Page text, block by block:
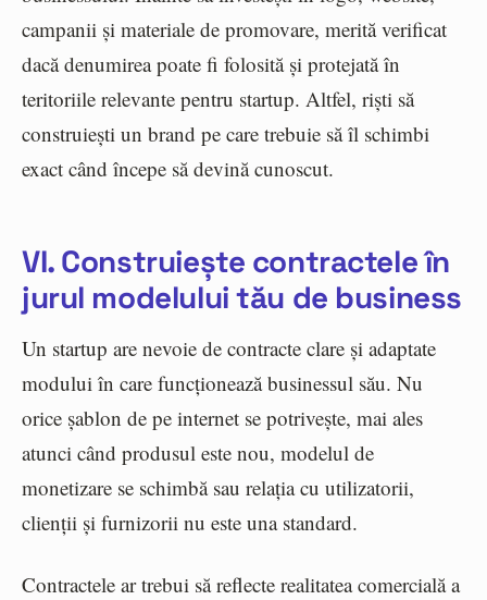
campanii și materiale de promovare, merită verificat
dacă denumirea poate fi folosită și protejată în
teritoriile relevante pentru startup. Altfel, riști să
construiești un brand pe care trebuie să îl schimbi
exact când începe să devină cunoscut.
VI. Construiește contractele în
jurul modelului tău de business
Un startup are nevoie de contracte clare și adaptate
modului în care funcționează businessul său. Nu
orice șablon de pe internet se potrivește, mai ales
atunci când produsul este nou, modelul de
monetizare se schimbă sau relația cu utilizatorii,
clienții și furnizorii nu este una standard.
Contractele ar trebui să reflecte realitatea comercială a